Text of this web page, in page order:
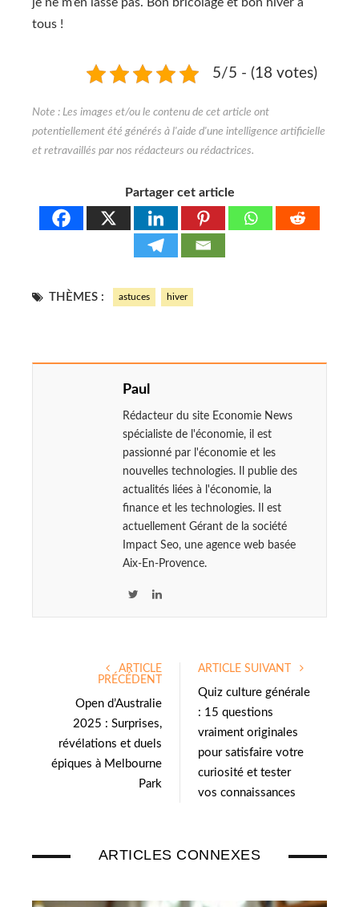
tous !
5/5 - (18 votes)
Partager cet article
THÈMES : astuces hiver
Paul
Rédacteur du site Economie News
spécialiste de l'économie, il est
passionné par l'économie et les
nouvelles technologies. Il publie des
actualités liées à l'économie, la
finance et les technologies. Il est
actuellement Gérant de la société
Impact Seo, une agence web basée
Aix-En-Provence.
t
r
L
e
n
ARTICLE
PRÉCÉDENT
Open d’Australie
2025 : Surprises,
révélations et duels
épiques à Melbourne
Park
ARTICLE SUIVANT
Quiz culture générale
: 15 questions
vraiment originales
pour satisfaire votre
curiosité et tester
vos connaissances
ARTICLES CONNEXES